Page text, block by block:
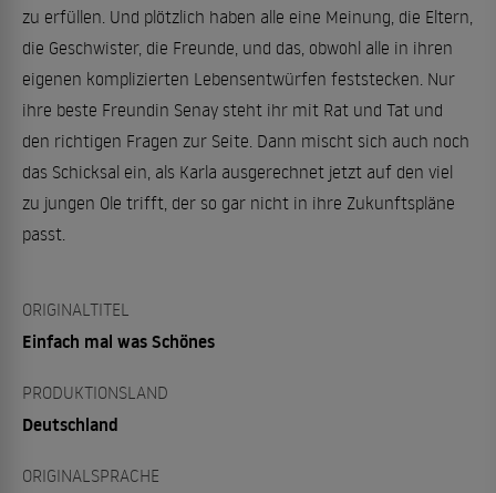
zu erfüllen. Und plötzlich haben alle eine Meinung, die Eltern,
die Geschwister, die Freunde, und das, obwohl alle in ihren
eigenen komplizierten Lebensentwürfen feststecken. Nur
ihre beste Freundin Senay steht ihr mit Rat und Tat und
den richtigen Fragen zur Seite. Dann mischt sich auch noch
das Schicksal ein, als Karla ausgerechnet jetzt auf den viel
zu jungen Ole trifft, der so gar nicht in ihre Zukunftspläne
passt.
ORIGINALTITEL
Einfach mal was Schönes
PRODUKTIONSLAND
Deutschland
ORIGINALSPRACHE